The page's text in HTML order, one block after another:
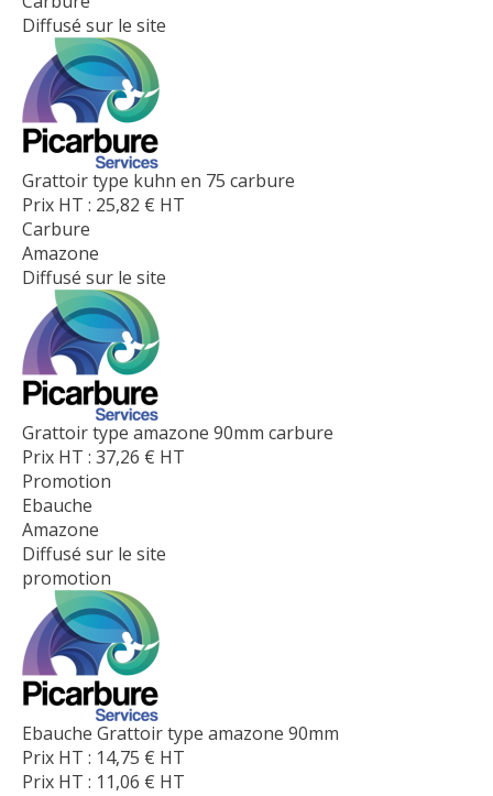
Diffusé sur le site
Grattoir type kuhn en 75 carbure
Prix HT : 25,82 € HT
Carbure
Amazone
Diffusé sur le site
Grattoir type amazone 90mm carbure
Prix HT : 37,26 € HT
Promotion
Ebauche
Amazone
Diffusé sur le site
promotion
Ebauche Grattoir type amazone 90mm
Prix HT : 14,75 € HT
Prix HT : 11,06 € HT